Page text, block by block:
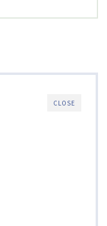
CLOSE